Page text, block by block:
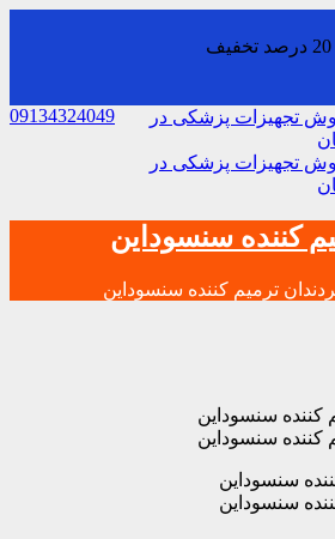
09134324049
کننده سنسوداین
ترمیم کننده سنسوداین